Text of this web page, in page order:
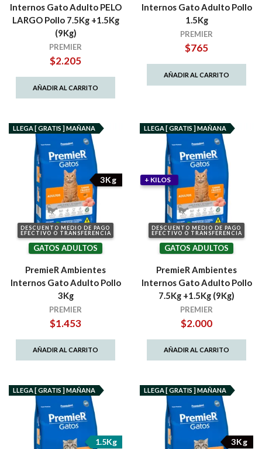
Internos Gato Adulto PELO
LARGO Pollo 7.5Kg +1.5Kg
(9Kg)
PREMIER
$2.205
AÑADIR AL CARRITO
Internos Gato Adulto Pollo
1.5Kg
PREMIER
$765
AÑADIR AL CARRITO
DESCUENTO MEDIO DE PAGO
EFECTIVO O TRANSFERENCIA
3Kg
LLEGA [ GRATIS ] MAÑANA
GATOS ADULTOS
PremieR Ambientes
Internos Gato Adulto Pollo
3Kg
PREMIER
$1.453
AÑADIR AL CARRITO
DESCUENTO MEDIO DE PAGO
EFECTIVO O TRANSFERENCIA
+ KILOS
LLEGA [ GRATIS ] MAÑANA
GATOS ADULTOS
PremieR Ambientes
Internos Gato Adulto Pollo
7.5Kg +1.5Kg (9Kg)
PREMIER
$2.000
AÑADIR AL CARRITO
1.5Kg
LLEGA [ GRATIS ] MAÑANA
3Kg
LLEGA [ GRATIS ] MAÑANA